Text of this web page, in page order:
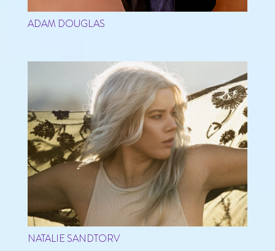
ADAM DOUGLAS
NATALIE SANDTORV